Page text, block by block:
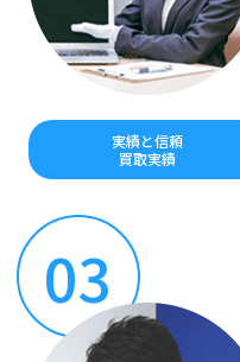
実績と信頼
買取実績